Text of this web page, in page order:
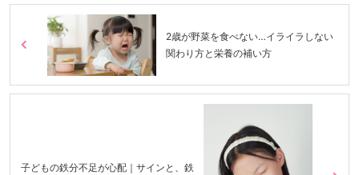
2歳が野菜を食べない…イライラしない
関わり方と栄養の補い方
子どもの鉄分不足が心配｜サインと、鉄